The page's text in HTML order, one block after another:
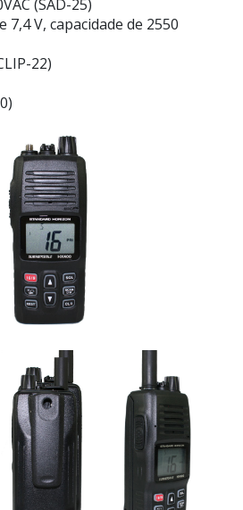
(SAD-25)
7,4 V, capacidade de 2550
22)